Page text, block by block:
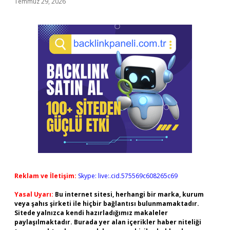
Reklam ve İletişim: Skype: live:.cid.575569c608265c69
Yasal Uyarı: Bu internet sitesi, herhangi bir marka, kurum
veya şahıs şirketi ile hiçbir bağlantısı bulunmamaktadır.
Sitede yalnızca kendi hazırladığımız makaleler
paylaşılmaktadır. Burada yer alan içerikler haber niteliği